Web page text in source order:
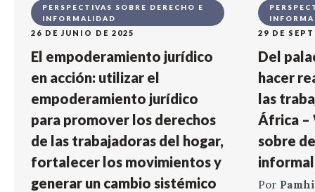
PERSPECTIVAS SOBRE DERECHO E
INFORMALIDAD
26 DE JUNIO DE 2025
El empoderamiento jurídico
en acción: utilizar el
empoderamiento jurídico
para promover los derechos
de las trabajadoras del hogar,
fortalecer los movimientos y
generar un cambio sistémico
29 DE
Del
hacer
las
África –
sobre
Por